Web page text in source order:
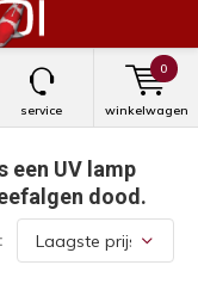
service winkelwagen
0
een UV lamp
dood.